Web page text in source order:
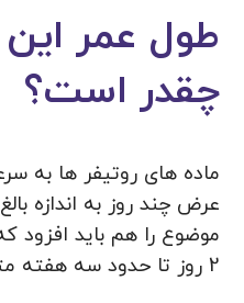
طول عمر
چقدر است؟
ماده های روتیفر ها به
عرض چند روز به اندازه
موضوع را هم باید افزود
2 روز تا حدود سه هفته متغیر است.